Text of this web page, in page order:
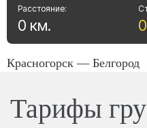
0
Расстояние:
0 км.
Красногорск — Белгород
Тарифы